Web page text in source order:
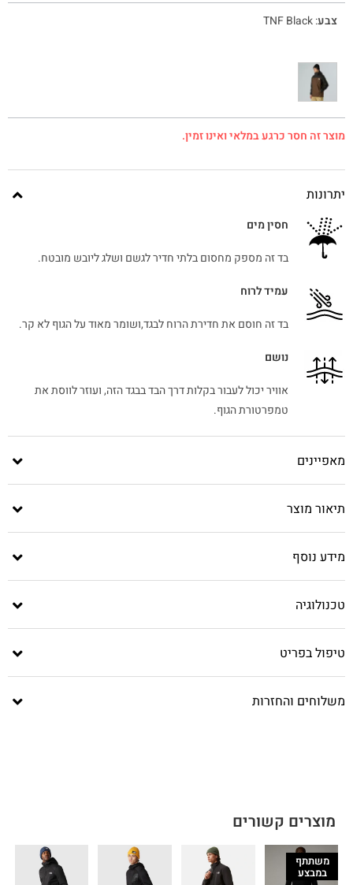
צבע:
TNF Black
מוצר זה חסר כרגע במלאי ואינו זמין.
יתרונות
חסין מים
בד זה מספק מחסום בלתי חדיר לגשם ושלג ליובש מובטח.
עמיד לרוח
בד זה חוסם את חדירת הרוח לבגד,ושומר מאוד על הגוף לא קר.
נושם
אוויר יכול לעבור בקלות דרך הבד בבגד הזה, ועוזר לווסת את
טמפרטורת הגוף.
מאפיינים
תיאור מוצר
מידע נוסף
טכנולוגיה
טיפול בפריט
משלוחים והחזרות
מוצרים קשורים
משתתף
במבצע